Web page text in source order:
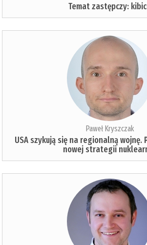
Temat zastępczy:
Paweł Kryszczak
USA szykują się na regionalną wojnę.
nowej strategii